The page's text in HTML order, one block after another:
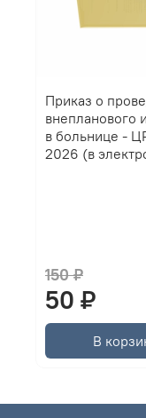
Приказ о
внепланового
в больнице -
2026 (в
150 ₽
50 ₽
В